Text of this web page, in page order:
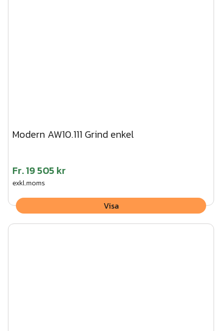
Modern AW10.111 Grind enkel
Fr.19 505 kr
exkl.moms
Visa